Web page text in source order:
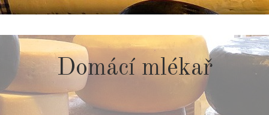
to
content
Domácí mlékař